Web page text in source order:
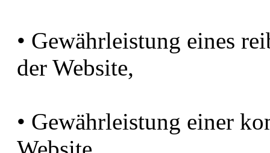
• Gewährleistung eines
der Website,
• Gewährleistung einer